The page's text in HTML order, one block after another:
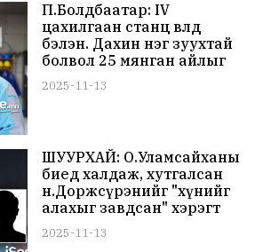
П.Болдбаатар: IV
цахилгаан станц өвөлд
бэлэн. Дахин нэг зуухтай
болвол 25 мянган айлыг
дулаанаар, 30 мянган
өрхийг цахилгаанаар
2025-11-13
ШУУРХАЙ: О.Уламсайханы
биед халдаж, хутгалсан
н.Доржсүрэнийг "хүнийг
алахыг завдсан" хэрэгт
яллагдагчаар татан, нэг
сар цагдан хорьжээ
2025-11-13